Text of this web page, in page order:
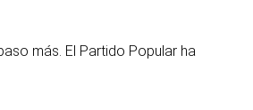
más. El Partido Popular ha